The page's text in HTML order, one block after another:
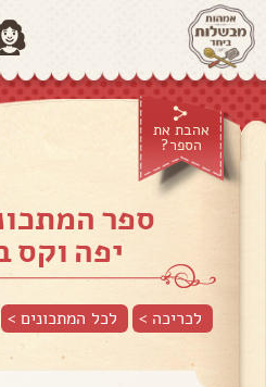
אהבת את
הספר?
ספר
יפה וקס
לכריכה > לכל המתכונים >